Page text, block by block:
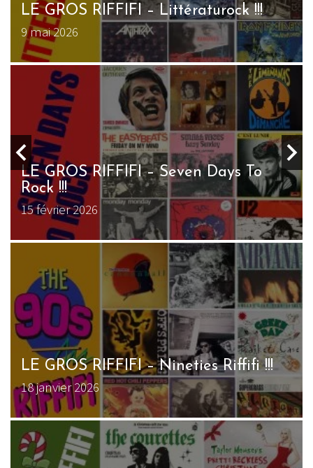
LE GROS RIFFIFI – Littératurock !!!
9 mai 2026
LE GROS RIFFIFI – Seven Days To
Rock !!!
15 février 2026
LE GROS RIFFIFI – Nineties Riffifi !!!
18 janvier 2026